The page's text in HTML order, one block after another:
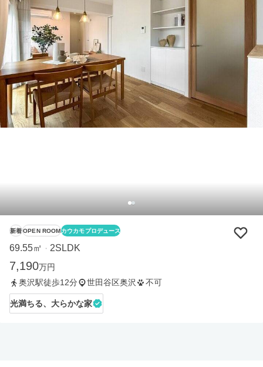
新着 OPEN ROOMカウカモプロデュース
69.55㎡ ・ 2SLDK
7,190万円
奥沢駅徒歩12分
世田谷区奥沢 不可
光満ちる、大らかな家